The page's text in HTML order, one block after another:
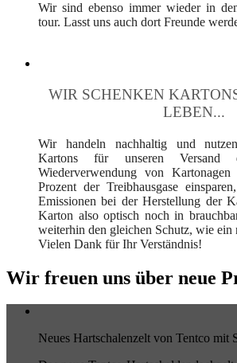
Wir sind ebenso immer wieder in
tour. Lasst uns auch dort Freunde
WIR SCHENKEN
LEBEN...
Wir handeln nachhaltig und
Kartons für unseren Versand
Wiederverwendung von
Prozent der Treibhausgase
Emissionen bei der Herstellung der
Karton also optisch noch in
weiterhin den gleichen Schutz, wie ein
Vielen Dank für Ihr Verständnis!
Wir freuen uns über neue
Neues Hartschalenzelt von Tentco mit